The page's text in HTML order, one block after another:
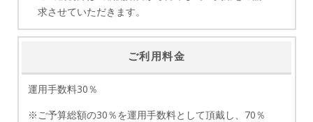
求させていただきます。
ご利用料金
運用手数料30％
※ご予算総額の30％を運用手数料として頂戴し、70％